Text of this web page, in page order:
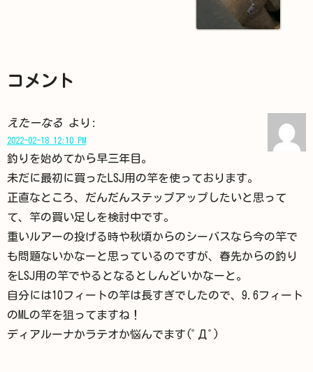
コメント
えたーなる より:
2022-02-18 12:10 PM
釣りを始めてから早三年目。
未だに最初に買ったLSJ用の竿を使っております。
正直なところ、だんだんステップアップしたいと思って
て、竿の買い足しを検討中です。
重いルアーの投げる時や秋頃からのシーバスなら今の竿で
も問題ないかなーと思っているのですが、春先からの釣り
をLSJ用の竿でやるとなるとしんどいかなーと。
自分には10フィートの竿は長すぎでしたので、9.6フィート
のMLの竿を狙ってますね！
ディアルーナかラテオか悩んでます(ﾟДﾟ)